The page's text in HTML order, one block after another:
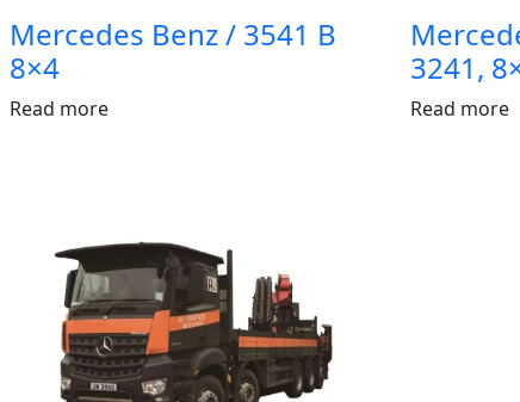
Mercedes Benz / 3541 B
8×4
Read more
3241,
Read more